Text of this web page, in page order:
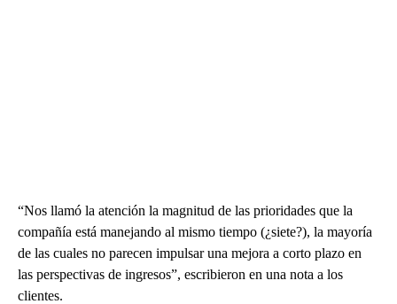
“Nos llamó la atención la magnitud de las prioridades que la
compañía está manejando al mismo tiempo (¿siete?), la mayoría
de las cuales no parecen impulsar una mejora a corto plazo en
las perspectivas de ingresos”, escribieron en una nota a los
clientes.